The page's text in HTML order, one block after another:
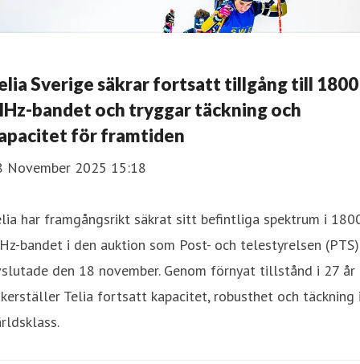
Sverige säkrar fortsatt tillgång till 1800
bandet och tryggar täckning och
för framtiden
November 2025 15:18
har framgångsrikt säkrat sitt befintliga spektrum i
bandet i den auktion som Post- och telestyrelsen (PTS)
den 18 november. Genom förnyat tillstånd i 27 år
Telia fortsatt kapacitet, robusthet och täckning